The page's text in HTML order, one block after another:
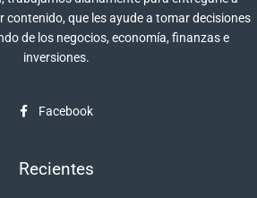
contenido, que les ayude a tomar decisiones
de los negocios, economía, finanzas e
inversiones.
Facebook
Recientes